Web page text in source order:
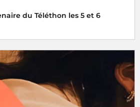
du Téléthon les 5 et 6
Téléthon, Radio France s’engage
de l’AFM-Téléthon